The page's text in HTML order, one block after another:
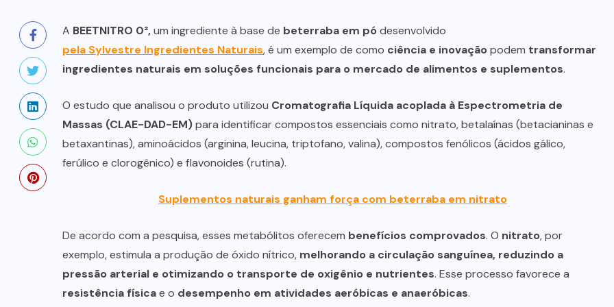
A BEETNITRO 0²,um ingrediente à base de beterraba em pódesenvolvido
pela Sylvestre Ingredientes Naturais, é um exemplo de como ciência e inovaçãopodem transformar
ingredientes naturais em soluções funcionais para o mercado de alimentos e suplementos.
O estudo que analisou o produto utilizou Cromatografia Líquida acoplada à Espectrometria de
Massas (CLAE-DAD-EM)para identificar compostos essenciais como nitrato, betalaínas (betacianinas e
betaxantinas), aminoácidos (arginina, leucina, triptofano, valina), compostos fenólicos (ácidos gálico,
ferúlico e clorogênico) e flavonoides (rutina).
Suplementos naturais ganham força com beterraba em nitrato
De acordo com a pesquisa, esses metabólitos oferecem benefícios comprovados. O nitrato, por
exemplo, estimula a produção de óxido nítrico, melhorando a circulação sanguínea, reduzindo a
pressão arterial e otimizando o transporte de oxigênio e nutrientes. Esse processo favorece a
resistência físicae o desempenho em atividades aeróbicas e anaeróbicas.